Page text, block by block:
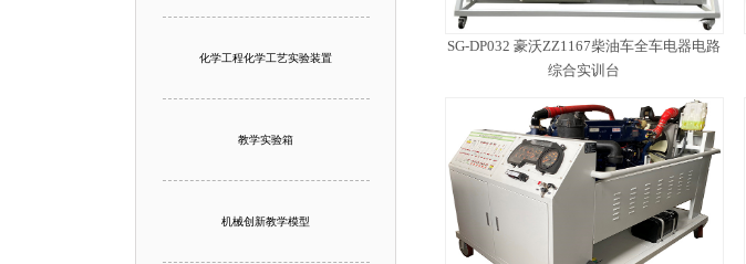
化学工程化学工艺实验装置
教学实验箱
机械创新教学模型
SG-DP032 豪沃ZZ1167柴油车全车电器电路
综合实训台